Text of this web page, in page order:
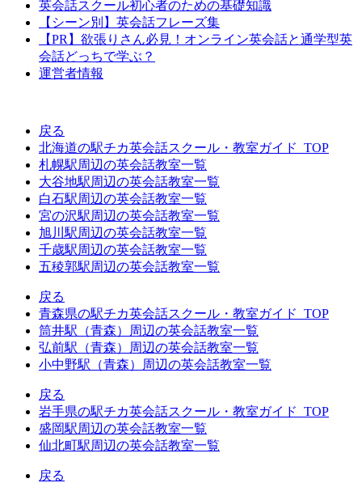
英会話スクール初心者のための基礎知識
【シーン別】英会話フレーズ集
【PR】欲張りさん必見！オンライン英会話と通学型英
会話どっちで学ぶ？
運営者情報
戻る
北海道の駅チカ英会話スクール・教室ガイド_TOP
札幌駅周辺の英会話教室一覧
大谷地駅周辺の英会話教室一覧
白石駅周辺の英会話教室一覧
宮の沢駅周辺の英会話教室一覧
旭川駅周辺の英会話教室一覧
千歳駅周辺の英会話教室一覧
五稜郭駅周辺の英会話教室一覧
戻る
青森県の駅チカ英会話スクール・教室ガイド_TOP
筒井駅（青森）周辺の英会話教室一覧
弘前駅（青森）周辺の英会話教室一覧
小中野駅（青森）周辺の英会話教室一覧
戻る
岩手県の駅チカ英会話スクール・教室ガイド_TOP
盛岡駅周辺の英会話教室一覧
仙北町駅周辺の英会話教室一覧
戻る